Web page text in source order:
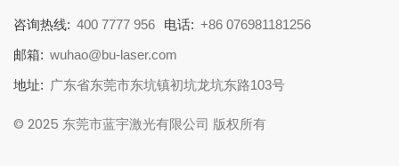
咨询热线: 400 7777 956 电话: +86 076981181256
邮箱: wuhao@bu-laser.com
地址: 广东省东莞市东坑镇初坑龙坑东路103号
© 2025 东莞市蓝宇激光有限公司 版权所有